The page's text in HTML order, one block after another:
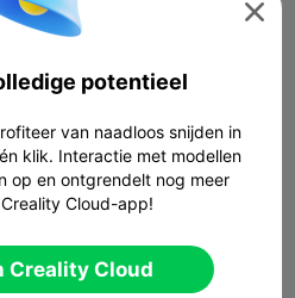

potentieel
van naadloos snijden in
klik. Interactie met modellen
op en ontgrendelt nog meer
Cloud-app!
Creality Cloud